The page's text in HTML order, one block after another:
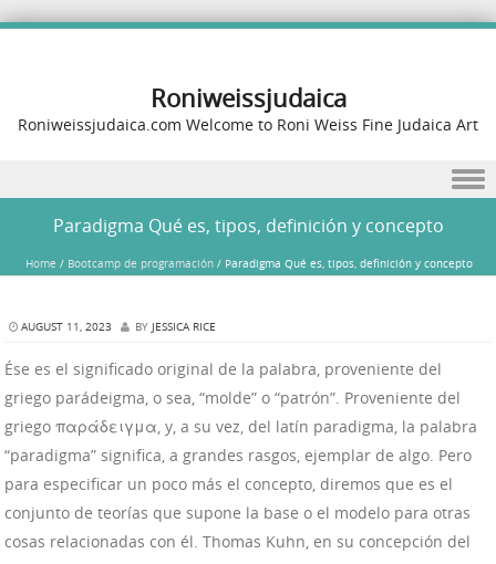
Roniweissjudaica
Roniweissjudaica.com Welcome to Roni Weiss Fine Judaica Art
Paradigma Qué es, tipos, definición y concepto
Home / Bootcamp de programación/ Paradigma Qué es, tipos, definición y concepto
AUGUST 11, 2023 BY JESSICA RICE
Ése es el significado original de la palabra, proveniente del
griego parádeigma, o sea, “molde” o “patrón”. Proveniente del
griego παράδειγμα, y, a su vez, del latín paradigma, la palabra
“paradigma” significa, a grandes rasgos, ejemplar de algo. Pero
para especificar un poco más el concepto, diremos que es el
conjunto de teorías que supone la base o el modelo para otras
cosas relacionadas con él. Thomas Kuhn, en su concepción del